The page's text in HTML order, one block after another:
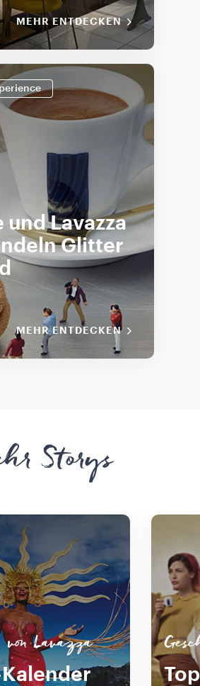
MEHR ENTDECKEN
und Lavazza
Glitter
MEHR ENTDECKEN
Storys
von Lavazza